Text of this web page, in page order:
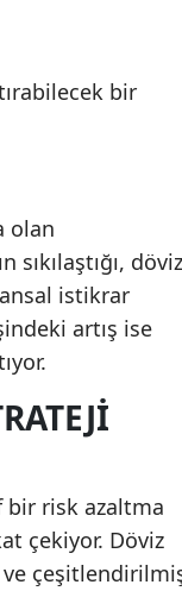
bir
olan
sıkılaştığı, döviz
istikrar
artış ise
bir risk azaltma
çekiyor. Döviz
ve